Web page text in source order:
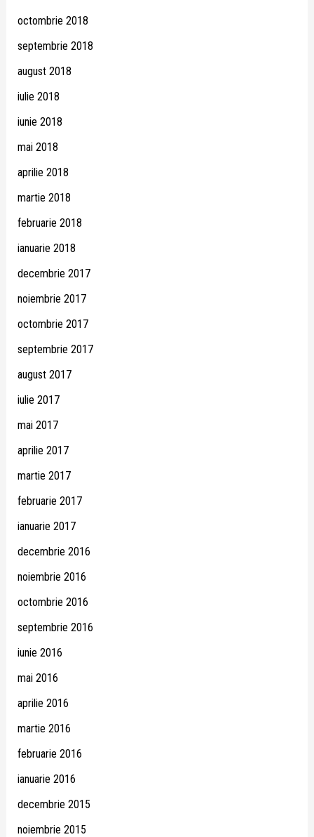
octombrie 2018
septembrie 2018
august 2018
iulie 2018
iunie 2018
mai 2018
aprilie 2018
martie 2018
februarie 2018
ianuarie 2018
decembrie 2017
noiembrie 2017
octombrie 2017
septembrie 2017
august 2017
iulie 2017
mai 2017
aprilie 2017
martie 2017
februarie 2017
ianuarie 2017
decembrie 2016
noiembrie 2016
octombrie 2016
septembrie 2016
iunie 2016
mai 2016
aprilie 2016
martie 2016
februarie 2016
ianuarie 2016
decembrie 2015
noiembrie 2015